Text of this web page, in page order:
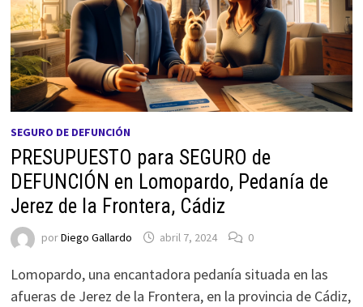
SEGURO DE DEFUNCIÓN
PRESUPUESTO para SEGURO de
DEFUNCIÓN en Lomopardo, Pedanía de
Jerez de la Frontera, Cádiz
porDiego Gallardo abril 7, 2024 0
Lomopardo, una encantadora pedanía situada en las
afueras de Jerez de la Frontera, en la provincia de Cádiz,